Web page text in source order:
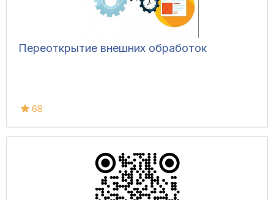
Переоткрытие внешних обработок
68